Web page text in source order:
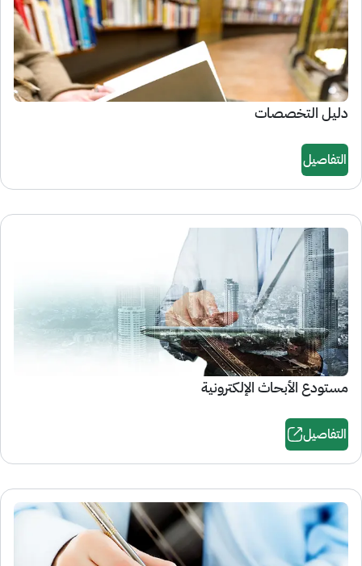
دليل التخصصات
التفاصيل
مستودع الأبحاث الإلكترونية
التفاصيل